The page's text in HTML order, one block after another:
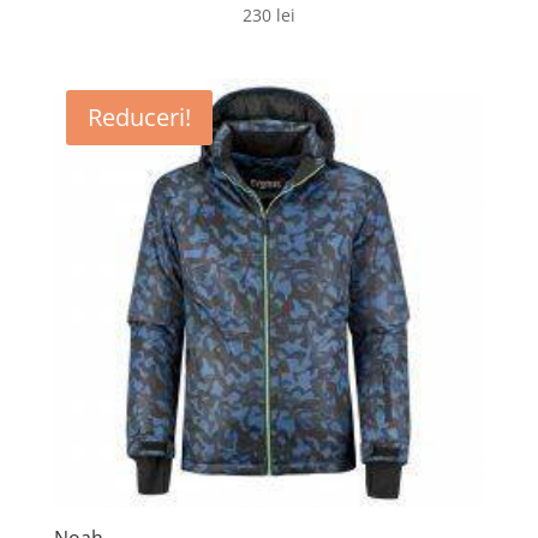
230 lei
Reduceri!